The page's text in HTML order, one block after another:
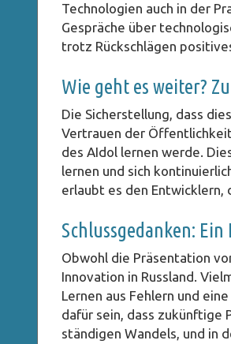
Technologien auch in der
Gespräche über
trotz Rückschlägen
Wie geht es weiter?
Die Sicherstellung, dass
Vertrauen der Öffentlichkeit
des AIdol lernen werde.
lernen und sich
erlaubt es den
Schlussgedanken:
Obwohl die Präsentation
Innovation in Russland.
Lernen aus Fehlern und
dafür sein, dass zukünftige
ständigen Wandels, und in